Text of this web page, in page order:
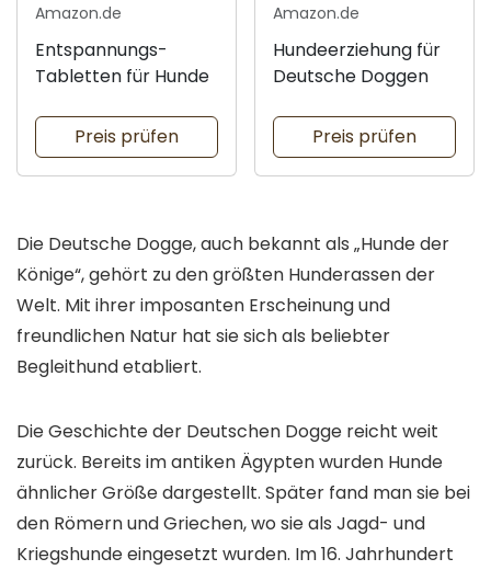
Amazon.de
Entspannungs-
Tabletten für Hunde
Preis prüfen
Amazon.de
Hundeerziehung für
Deutsche Doggen
Preis prüfen
Die Deutsche Dogge, auch bekannt als „Hunde der
Könige“, gehört zu den größten Hunderassen der
Welt. Mit ihrer imposanten Erscheinung und
freundlichen Natur hat sie sich als beliebter
Begleithund etabliert.
Die Geschichte der Deutschen Dogge reicht weit
zurück. Bereits im antiken Ägypten wurden Hunde
ähnlicher Größe dargestellt. Später fand man sie bei
den Römern und Griechen, wo sie als Jagd- und
Kriegshunde eingesetzt wurden. Im 16. Jahrhundert